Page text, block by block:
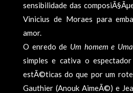
sensibilidade das
Vinicius de Moraes para
amor.
O enredo de Um homem e
simples e cativa o
estÃ©ticas do que por um
Gauthier (Anouk AimeÃ©) e